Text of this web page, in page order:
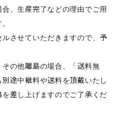
、生産完了などの理由でご用
させていただきますので、予
の他離島の場合、「送料無
途中継料や送料を頂戴いたし
差し上げますのでご了承くだ